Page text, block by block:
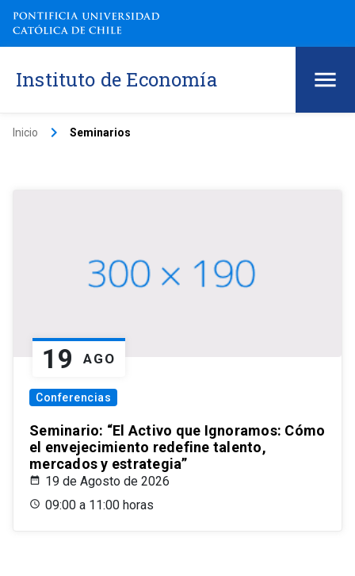
Instituto de Economía
Inicio keyboard_arrow_right Seminarios
19 AGO
Conferencias
Seminario: “El Activo que Ignoramos: Cómo
el envejecimiento redefine talento,
mercados y estrategia”
19 de Agosto de 2026
09:00 a 11:00 horas